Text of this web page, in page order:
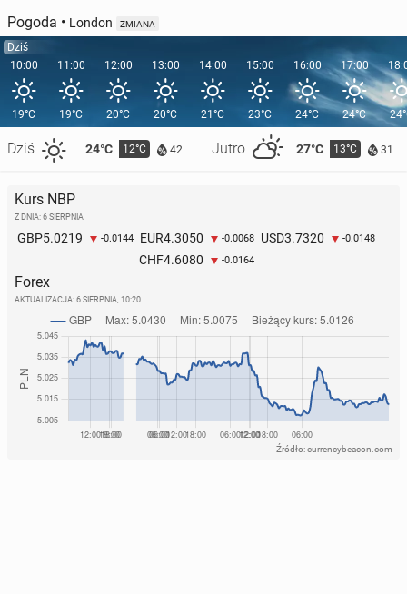
Pogoda • London ZMIANA
Dziś
10:00
19°C
Dziś 24°C 12°C 42 Jutro 27°C 13°C 31
11:00
19°C
12:00
20°C
13:00
20°C
14:00
21°C
15:00
23°C
16:00
24°C
17:00
24°C
Kurs NBP
Z DNIA: 6 SIERPNIA
GBP5.0219 -0.0144 EUR4.3050 -0.0068 USD3.7320 -0.0148
CHF4.6080 -0.0164
Forex
AKTUALIZACJA: 6 SIERPNIA, 10:20
Źródło: currencybeacon.com